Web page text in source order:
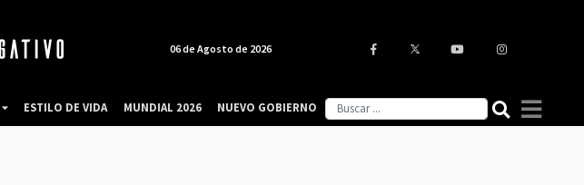
06 de Agosto de 2026
ESTILO DE VIDA MUNDIAL 2026 NUEVO GOBIERNO